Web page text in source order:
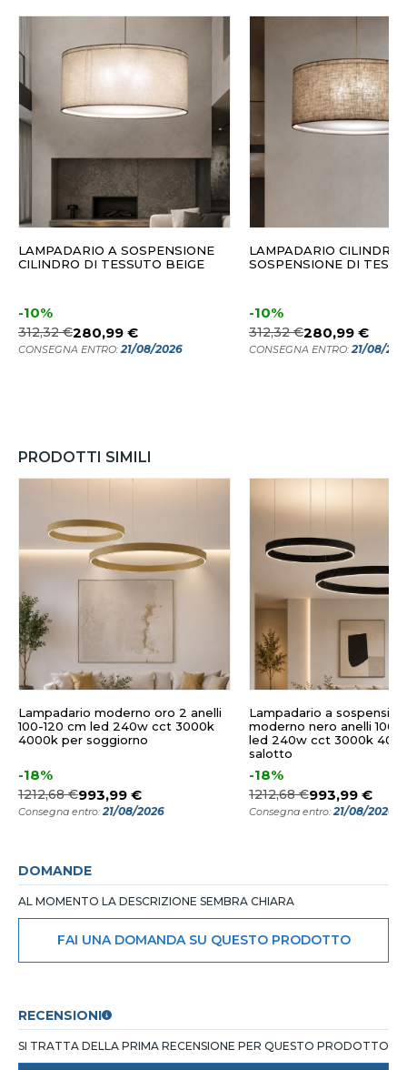
LAMPADARIO A SOSPENSIONE
CILINDRO DI TESSUTO BEIGE
-10%
312,32 €280,99 €
CONSEGNA ENTRO:21/08/2026
LAMPADARIO CILINDRO
SOSPENSIONE DI
-10%
312,32 €280,99 €
CONSEGNA ENTRO:21/08/
PRODOTTI SIMILI
Lampadario moderno oro 2 anelli
100-120 cm led 240w cct 3000k
4000k per soggiorno
-18%
1212,68 €993,99 €
Consegna entro:21/08/2026
Lampadario a
moderno nero anelli 100-
led 240w cct 3000k
salotto
-18%
1212,68 €993,99 €
Consegna entro:21/08/2026
DOMANDE
AL MOMENTO LA DESCRIZIONE SEMBRA CHIARA
FAI UNA DOMANDA SU QUESTO PRODOTTO
RECENSIONI
SI TRATTA DELLA PRIMA RECENSIONE PER QUESTO PRODOTTO